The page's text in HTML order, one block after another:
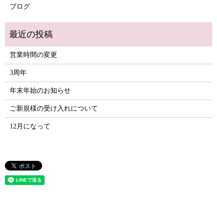
ブログ
営業時間の変更
3周年
年末年始のお知らせ
ご新規様の受け入れについて
12月になって